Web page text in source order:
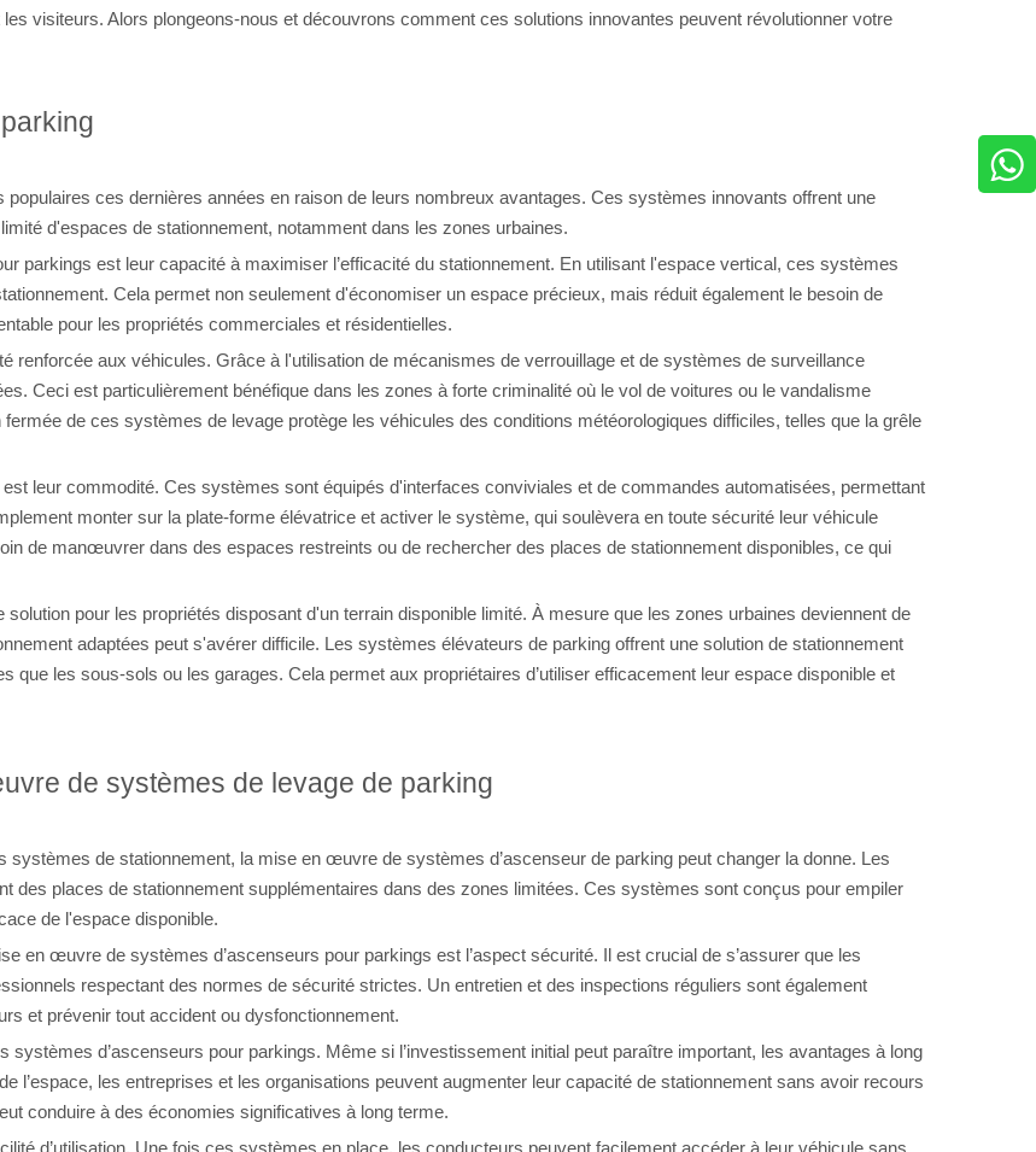
visiteurs. Alors plongeons-nous et découvrons comment ces solutions innovantes peuvent révolutionner votre
populaires ces dernières années en raison de leurs nombreux avantages. Ces systèmes innovants offrent une
d'espaces de stationnement, notamment dans les zones urbaines.
parkings est leur capacité à maximiser l’efficacité du stationnement. En utilisant l'espace vertical, ces systèmes
Cela permet non seulement d'économiser un espace précieux, mais réduit également le besoin de
pour les propriétés commerciales et résidentielles.
renforcée aux véhicules. Grâce à l'utilisation de mécanismes de verrouillage et de systèmes de surveillance
Ceci est particulièrement bénéfique dans les zones à forte criminalité où le vol de voitures ou le vandalisme
de ces systèmes de levage protège les véhicules des conditions météorologiques difficiles, telles que la grêle
leur commodité. Ces systèmes sont équipés d'interfaces conviviales et de commandes automatisées, permettant
monter sur la plate-forme élévatrice et activer le système, qui soulèvera en toute sécurité leur véhicule
de manœuvrer dans des espaces restreints ou de rechercher des places de stationnement disponibles, ce qui
pour les propriétés disposant d'un terrain disponible limité. À mesure que les zones urbaines deviennent de
adaptées peut s'avérer difficile. Les systèmes élévateurs de parking offrent une solution de stationnement
que les sous-sols ou les garages. Cela permet aux propriétaires d’utiliser efficacement leur espace disponible et
de systèmes de levage de parking
systèmes de stationnement, la mise en œuvre de systèmes d’ascenseur de parking peut changer la donne. Les
des places de stationnement supplémentaires dans des zones limitées. Ces systèmes sont conçus pour empiler
de l'espace disponible.
en œuvre de systèmes d’ascenseurs pour parkings est l’aspect sécurité. Il est crucial de s’assurer que les
respectant des normes de sécurité strictes. Un entretien et des inspections réguliers sont également
et prévenir tout accident ou dysfonctionnement.
systèmes d’ascenseurs pour parkings. Même si l’investissement initial peut paraître important, les avantages à long
l’espace, les entreprises et les organisations peuvent augmenter leur capacité de stationnement sans avoir recours
conduire à des économies significatives à long terme.
d’utilisation. Une fois ces systèmes en place, les conducteurs peuvent facilement accéder à leur véhicule sans